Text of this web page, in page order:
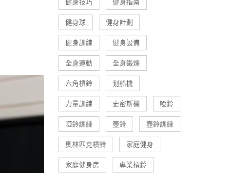
健身技巧 健身指南
健身球 健身計劃
健身訓練 健身設備
全身運動 全身鍛煉
六角槓鈴 划船機
力量訓練 史密斯機 啞鈴
啞鈴訓練 壺鈴 壺鈴訓練
奧林匹克槓鈴 家庭健身
家庭健身房 專業槓鈴